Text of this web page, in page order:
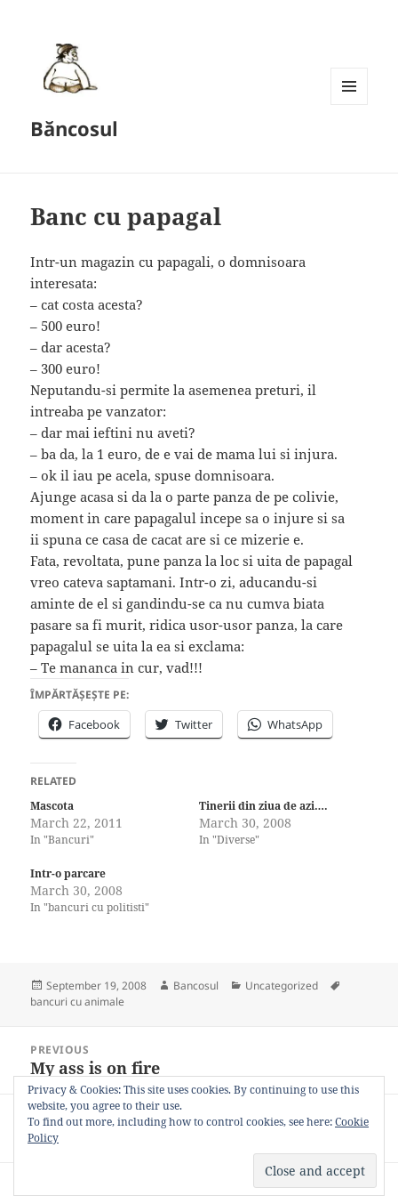
Băncosul
Banc cu papagal
Intr-un magazin cu papagali, o domnisoara
interesata:
– cat costa acesta?
– 500 euro!
– dar acesta?
– 300 euro!
Neputandu-si permite la asemenea preturi, il
intreaba pe vanzator:
– dar mai ieftini nu aveti?
– ba da, la 1 euro, de e vai de mama lui si injura.
– ok il iau pe acela, spuse domnisoara.
Ajunge acasa si da la o parte panza de pe colivie,
moment in care papagalul incepe sa o injure si sa
ii spuna ce casa de cacat are si ce mizerie e.
Fata, revoltata, pune panza la loc si uita de papagal
vreo cateva saptamani. Intr-o zi, aducandu-si
aminte de el si gandindu-se ca nu cumva biata
pasare sa fi murit, ridica usor-usor panza, la care
papagalul se uita la ea si exclama:
– Te mananca in cur, vad!!!
ÎMPĂRTĂȘEȘTE PE:
Facebook Twitter WhatsApp
RELATED
Mascota
March 22, 2011
In "Bancuri"
Tinerii din ziua de azi….
March 30, 2008
In "Diverse"
Intr-o parcare
March 30, 2008
In "bancuri cu politisti"
Posted
on
September 19, 2008 Author
Bancosul Categories
Uncategorized
bancuri cu animale
navigation
PREVIOUS
Previous
post:
My ass is on fire
NEXT
Next
Supa de pui
Proudly powered by WordPress
Privacy & Cookies: This site uses cookies. By continuing to use this
website, you agree to their use.
To find out more, including how to control cookies, see here:Cookie
Policy